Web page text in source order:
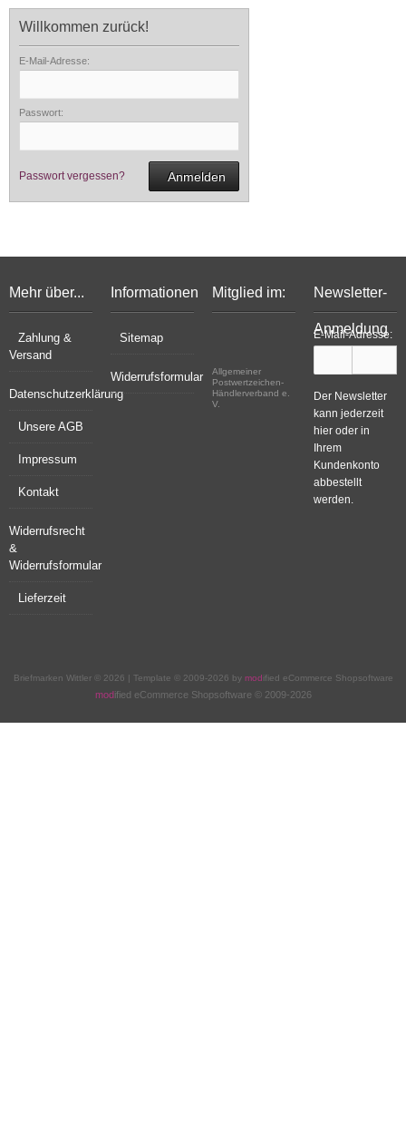
Willkommen zurück!
E-Mail-Adresse:
Passwort:
Passwort vergessen? Anmelden
Mehr über...
Zahlung &
Versand
Datenschutzerklärung
Unsere AGB
Impressum
Kontakt
Widerrufsrecht
&
Widerrufsformular
Lieferzeit
Informationen
Sitemap
Widerrufsformular
Mitglied im:
Allgemeiner
Postwertzeichen-
Händlerverband e.
V.
Newsletter-
Anmeldung
E-Mail-Adresse:
Der Newsletter
kann jederzeit
hier oder in
Ihrem
Kundenkonto
abbestellt
werden.
Briefmarken Wittler © 2026 | Template © 2009-2026 by mod ified eCommerce Shopsoftware
modified eCommerce Shopsoftware © 2009-2026